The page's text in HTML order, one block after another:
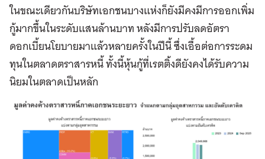
ในขณะเดียวกันบริษัทเอกชนบางแห่งก็ยังมีคงมีการออกเพิ่ม
กู้มากขึ้นในระดับแสนล้านบาท หลังมีการปรับลดอัตรา
ดอกเบี้ยนโยบายมาแล้วหลายครั้งในปีนี้ ซึ่งเอื้อต่อการระดม
ทุนในตลาดตราสารหนี้ ทั้งนี้หุ้นกู้ที่เรตติ้งดียังคงได้รับความ
นิยมในตลาดเป็นหลัก